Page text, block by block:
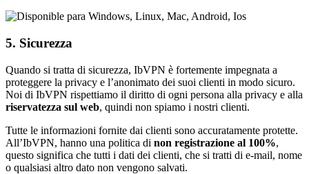
5. Sicurezza
Quando si tratta di sicurezza, IbVPN è fortemente impegnata a
proteggere la privacy e l’anonimato dei suoi clienti in modo sicuro.
Noi di IbVPN rispettiamo il diritto di ogni persona alla privacy e alla
riservatezza sul web, quindi non spiamo i nostri clienti.
Tutte le informazioni fornite dai clienti sono accuratamente protette.
All’IbVPN, hanno una politica di non registrazione al 100%,
questo significa che tutti i dati dei clienti, che si tratti di e-mail, nome
o qualsiasi altro dato non vengono salvati.